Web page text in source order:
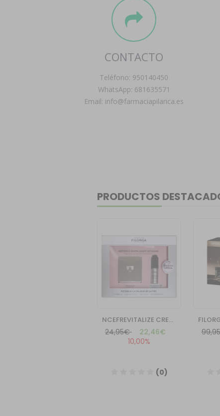
CONTACTO
Teléfono: 950140450
WhatsApp: 681635571
Email: info@farmaciapilarica.es